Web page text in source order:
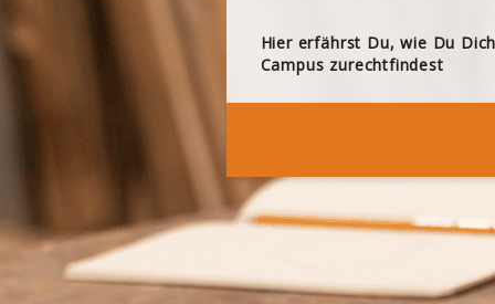
Hier erfährst Du, wie Du
Campus zurechtfindest